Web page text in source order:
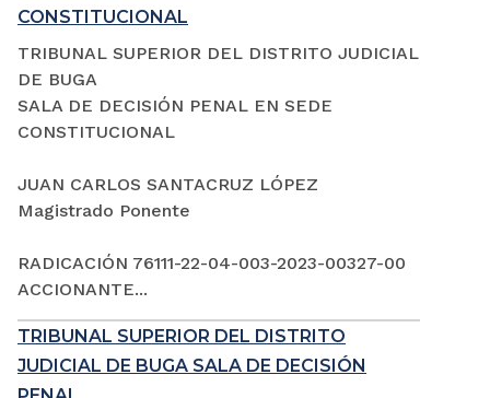
CONSTITUCIONAL
TRIBUNAL SUPERIOR DEL DISTRITO JUDICIAL
DE BUGA
SALA DE DECISIÓN PENAL EN SEDE
CONSTITUCIONAL
JUAN CARLOS SANTACRUZ LÓPEZ
Magistrado Ponente
RADICACIÓN 76111-22-04-003-2023-00327-00
ACCIONANTE...
TRIBUNAL SUPERIOR DEL DISTRITO
JUDICIAL DE BUGA SALA DE DECISIÓN